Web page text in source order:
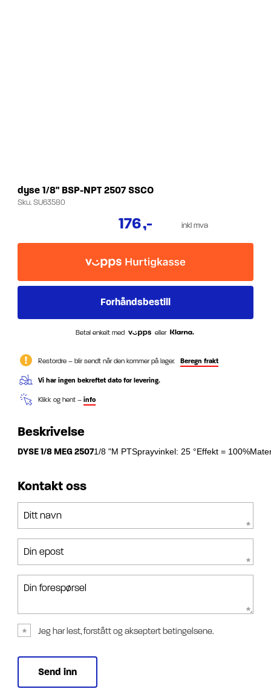
dyse 1/8" BSP-NPT 2507 SSCO
Sku.SU63580
176,- inkl mva
Betal enkelt med eller
Restordre – blir sendt når den kommer på lager. Beregn frakt
Vi har ingen bekreftet dato for levering.
Klikk og hent – info
Beskrivelse
DYSE 1/8 MEG 25071/8 "M PTSprayvinkel: 25 °Effekt =
Kontakt oss
Ditt navn
Din epost
Din forespørsel
Jeg har lest, forstått og akseptert betingelsene.